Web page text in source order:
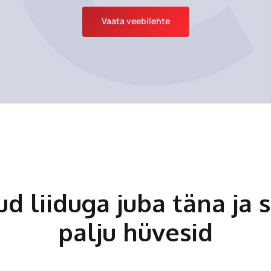
Vaata veebilehte
liiduga juba täna ja
palju hüvesid